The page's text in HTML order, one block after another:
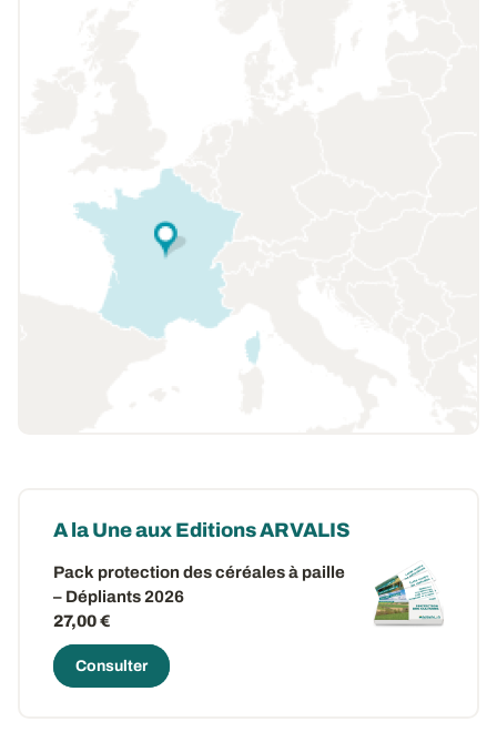
A la Une aux Editions ARVALIS
Pack protection des céréales à paille
– Dépliants 2026
27,00 €
Consulter